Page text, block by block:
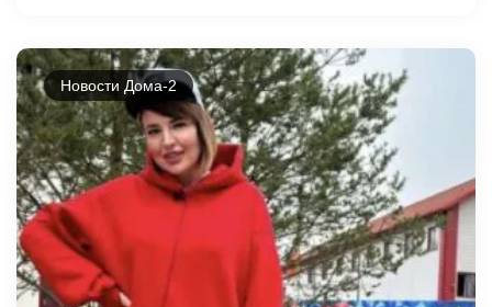
Новости Дома-2